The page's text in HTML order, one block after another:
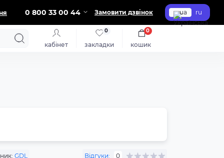
0 800 33 00 44 Замовити дзвінок ua ru
кабінет закладки
0
кошик
0
GDL Відгуки: 0